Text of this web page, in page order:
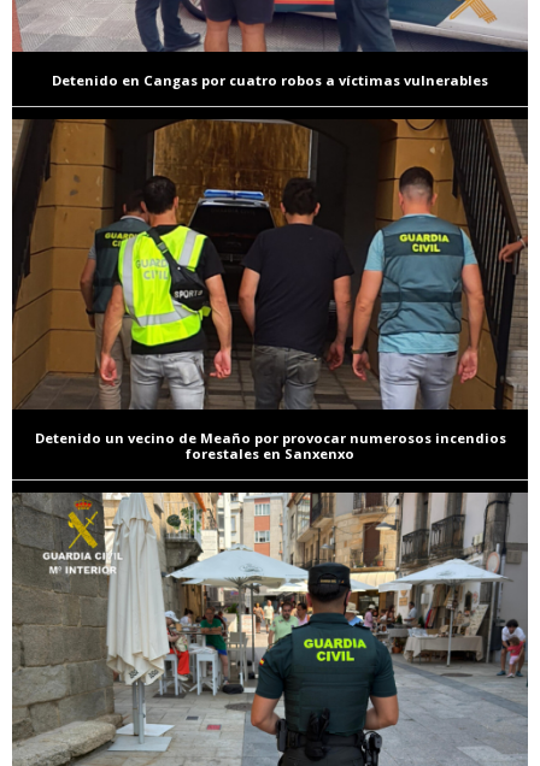
Detenido en Cangas por cuatro robos a víctimas vulnerables
Detenido un vecino de Meaño por provocar numerosos incendios
forestales en Sanxenxo